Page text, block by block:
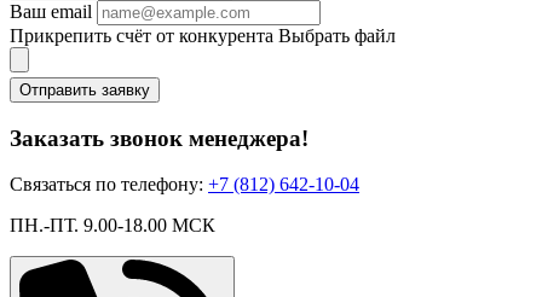
Ваш email
Прикрепить счёт от конкурента Выбрать файл
Отправить заявку
Заказать звонок менеджера!
Связаться по телефону: +7 (812) 642-10-04
ПН.-ПТ. 9.00-18.00 МСК